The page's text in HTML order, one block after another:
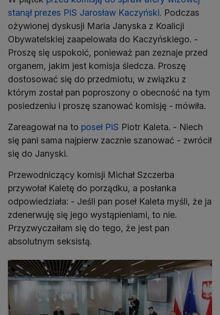
stanął prezes PiS Jarosław Kaczyński. Podczas
ożywionej dyskusji Maria Janyska z Koalicji
Obywatelskiej zaapelowała do Kaczyńskiego. -
Proszę się uspokoić, ponieważ pan zeznaje przed
organem, jakim jest komisja śledcza. Proszę
dostosować się do przedmiotu, w związku z
którym został pan poproszony o obecność na tym
posiedzeniu i proszę szanować komisję - mówiła.
Zareagował na to poseł PiS Piotr Kaleta. - Niech
się pani sama najpierw zacznie szanować - zwrócił
się do Janyski.
Przewodniczący komisji Michał Szczerba
przywołał Kaletę do porządku, a posłanka
odpowiedziała: - Jeśli pan poseł Kaleta myśli, że ja
zdenerwuję się jego wystąpieniami, to nie.
Przyzwyczaiłam się do tego, że jest pan
absolutnym seksistą.